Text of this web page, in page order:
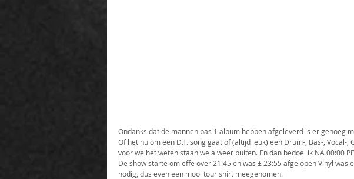
Ondanks dat de mannen pas 1 album hebben afgeleverd is er genoeg
Of het nu om een D.T. song gaat of (altijd leuk) een Drum-, Bas-, Vocal-
voor we het weten staan we alweer buiten. En dan bedoel ik NA 00:00
De show starte om effe over 21:45 en was ± 23:55 afgelopen Vinyl was
nodig, dus even een mooi tour shirt meegenomen.